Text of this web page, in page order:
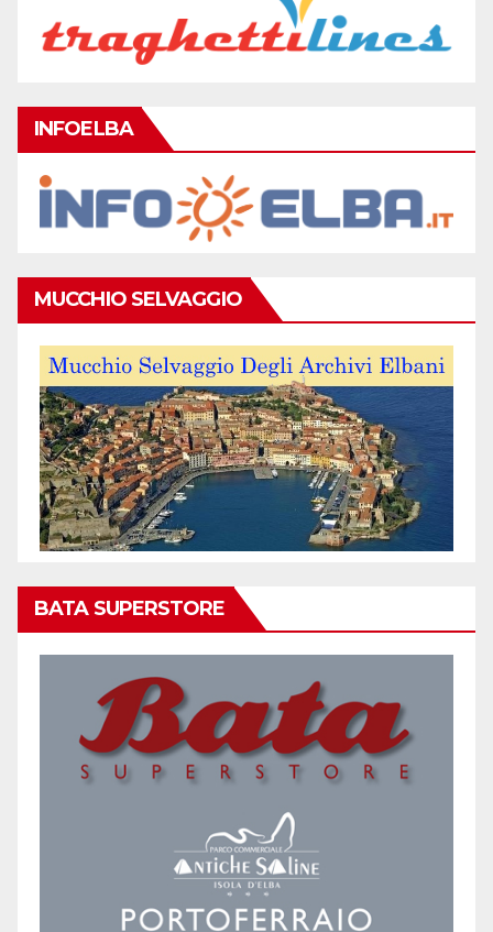
INFOELBA
MUCCHIO SELVAGGIO
BATA SUPERSTORE